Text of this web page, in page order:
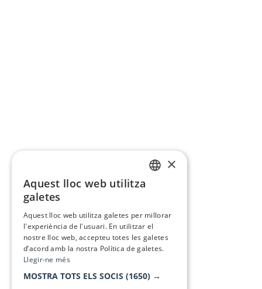
×
Aquest lloc web utilitza
galetes
Aquest lloc web utilitza galetes per millorar
l'experiència de l'usuari. En utilitzar el
nostre lloc web, accepteu totes les galetes
d’acord amb la nostra Política de galetes.
Llegir-ne més
MOSTRA TOTS ELS SOCIS (1650) →